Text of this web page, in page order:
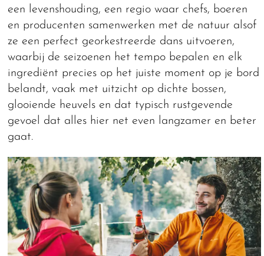
een levenshouding, een regio waar chefs, boeren
en producenten samenwerken met de natuur alsof
ze een perfect georkestreerde dans uitvoeren,
waarbij de seizoenen het tempo bepalen en elk
ingrediënt precies op het juiste moment op je bord
belandt, vaak met uitzicht op dichte bossen,
glooiende heuvels en dat typisch rustgevende
gevoel dat alles hier net even langzamer en beter
gaat.